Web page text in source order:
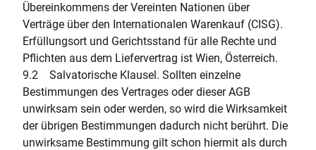
Übereinkommens der Vereinten Nationen über
Verträge über den Internationalen Warenkauf (CISG).
Erfüllungsort und Gerichtsstand für alle Rechte und
Pflichten aus dem Liefervertrag ist Wien, Österreich.
9.2 Salvatorische Klausel. Sollten einzelne
Bestimmungen des Vertrages oder dieser AGB
unwirksam sein oder werden, so wird die Wirksamkeit
der übrigen Bestimmungen dadurch nicht berührt. Die
unwirksame Bestimmung gilt schon hiermit als durch